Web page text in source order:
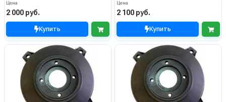
Цена
2 000 руб.
Купить
Цена
2 100 руб.
Купить